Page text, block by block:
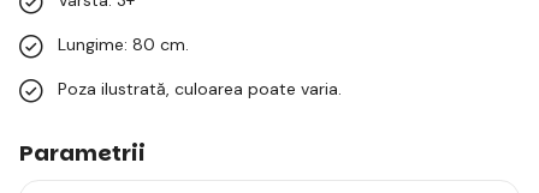
Lungime: 80 cm.
Poza ilustrată, culoarea poate varia.
Parametrii